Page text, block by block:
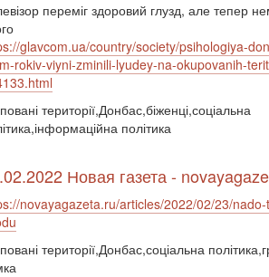
переміг здоровий глузд, але тепер
glavcom.ua/country/society/psihologiya-
rokiv-viyni-zminili-lyudey-na-okupovanih-
території,Донбас,біженці,соціальна
політика
Новая газета -
novayagazeta.ru/articles/2022/02/23/
території,Донбас,соціальна